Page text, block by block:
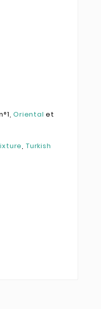
Oriental et
, Turkish